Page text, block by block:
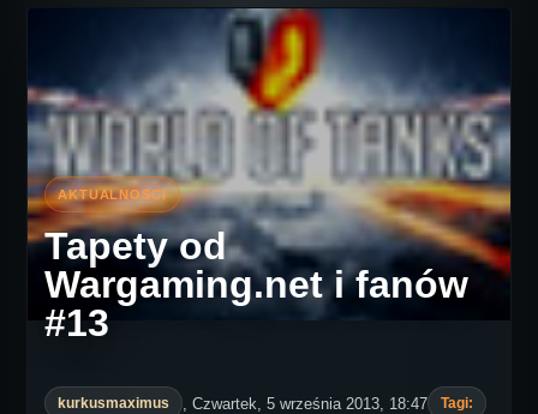
Tapety od
Wargaming.net i fanów
#13
kurkusmaximus , Czwartek, 5 września 2013, 18:47
Tagi: